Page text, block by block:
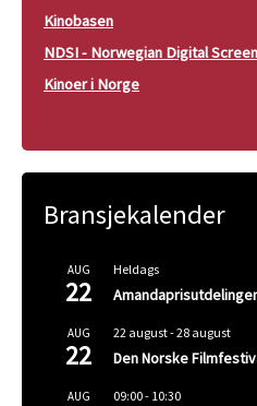
Kinobasen
NDSI - Norwegian Digital
Kinoer i Norge
Bransjekalender
AUG
22
Heldags
AUG
22
22 august-28 august
Den Norske
AUG 09:00- 10:30